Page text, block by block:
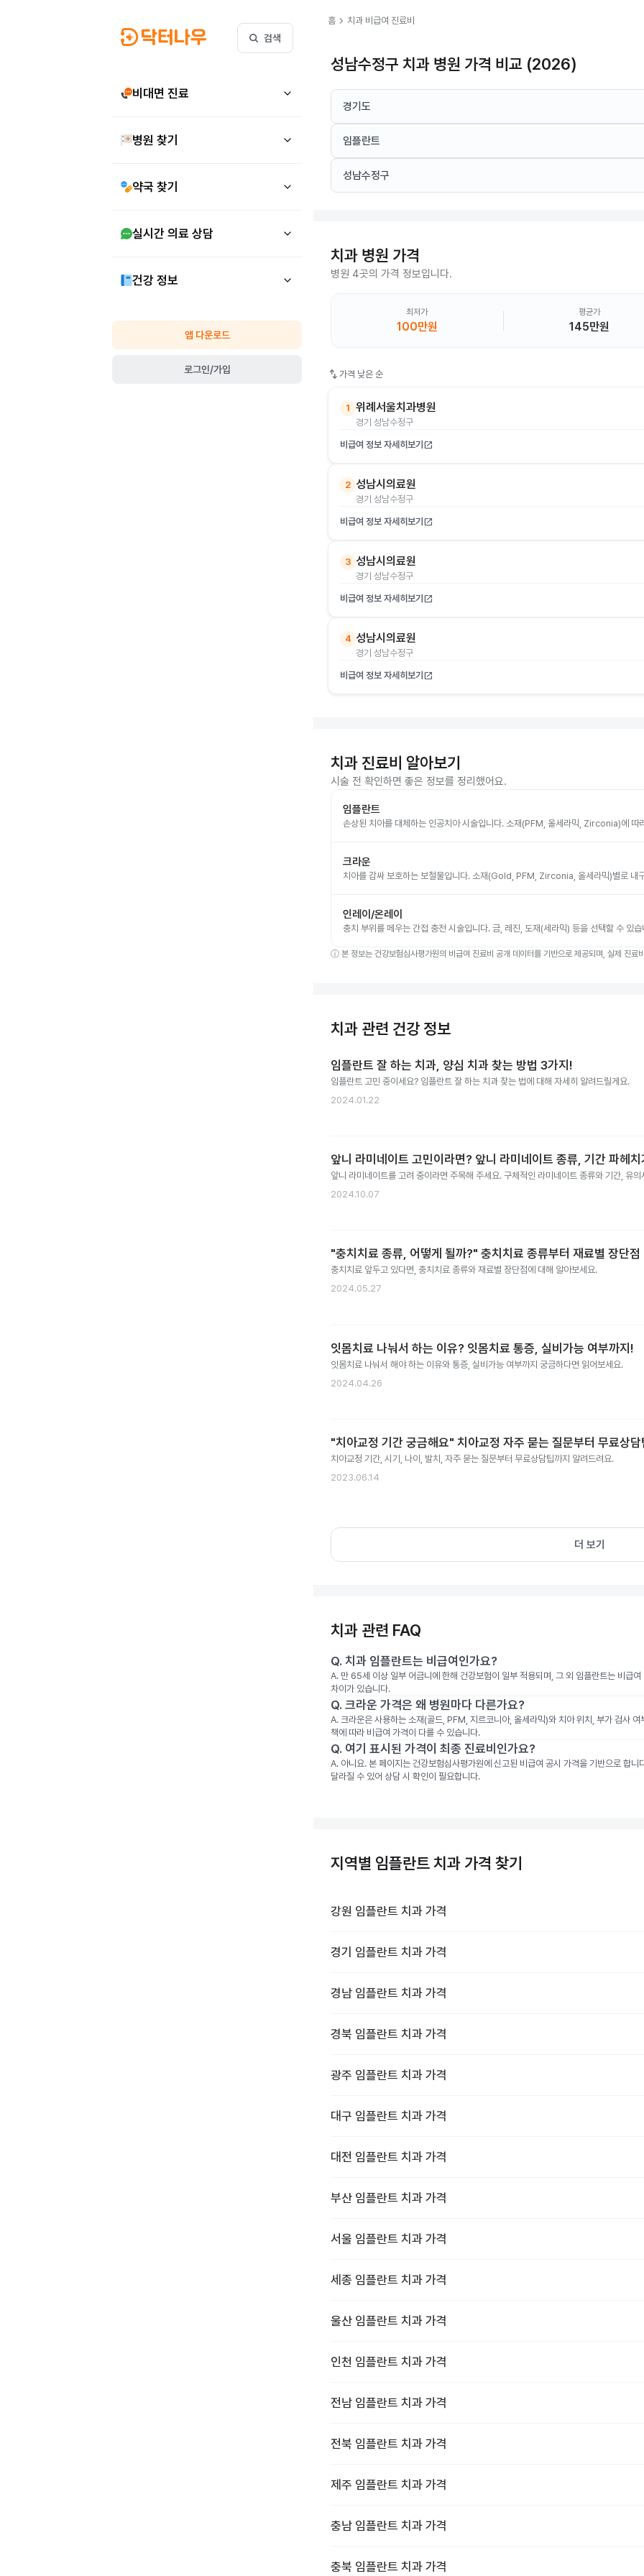
검색
비대면 진료
병원 찾기
약국 찾기
실시간 의료 상담
건강 정보
앱 다운로드
로그인/가입
홈 chevron_right 치과 비급여 진료비
성남수정구 치과 병원 가격 비교 (2026)
경기도
임플란트
성남수정구
치과 병원 가격
병원 4곳의 가격 정보입니다.
최저가
100만원
평균가
145만원
swap_vert 가격 낮은 순
1 위례서울치과병원
경기 성남수정구
비급여 정보 자세히보기 open_in_new
2 성남시의료원
경기 성남수정구
비급여 정보 자세히보기 open_in_new
3 성남시의료원
경기 성남수정구
비급여 정보 자세히보기 open_in_new
4 성남시의료원
경기 성남수정구
비급여 정보 자세히보기 open_in_new
치과 진료비 알아보기
시술 전 확인하면 좋은 정보를 정리했어요.
임플란트
손상된 치아를 대체하는 인공치아 시술입니다. 소재(PFM, 올세라믹, Zirconia)에 따
크라운
치아를 감싸 보호하는 보철물입니다. 소재(Gold, PFM, Zirconia, 올세라믹)별로 내
인레이/온레이
충치 부위를 메우는 간접 충전 시술입니다. 금, 레진, 도재(세라믹) 등을 선택할 수 있습
ⓘ 본 정보는 건강보험심사평가원의 비급여 진료비 공개 데이터를 기반으로 제공되며, 실제 진
치과 관련 건강 정보
임플란트 잘 하는 치과, 양심 치과 찾는 방법 3가지!
임플란트 고민 중이세요? 임플란트 잘 하는 치과 찾는 법에 대해 자세히 알려드릴게요.
2024.01.22
앞니 라미네이트 고민이라면? 앞니 라미네이트 종류, 기간 파헤치
앞니 라미네이트를 고려 중이라면 주목해 주세요. 구체적인 라미네이트 종류와 기간, 유
2024.10.07
"충치치료 종류, 어떻게 될까?" 충치치료 종류부터 재료별 장단점
충치치료 앞두고 있다면, 충치치료 종류와 재료별 장단점에 대해 알아보세요.
2024.05.27
잇몸치료 나눠서 하는 이유? 잇몸치료 통증, 실비가능 여부까지!
잇몸치료 나눠서 해야 하는 이유와 통증, 실비가능 여부까지 궁금하다면 읽어보세요.
2024.04.26
"치아교정 기간 궁금해요" 치아교정 자주 묻는 질문부터 무료상
치아교정 기간, 시기, 나이, 발치, 자주 묻는 질문부터 무료상담팁까지 알려드려요.
2023.06.14
더 보기
치과 관련 FAQ
Q. 치과 임플란트는 비급여인가요?
A. 만 65세 이상 일부 어금니에 한해 건강보험이 일부 적용되며, 그 외 임플란트는 비급
차이가 있습니다.
Q. 크라운 가격은 왜 병원마다 다른가요?
A. 크라운은 사용하는 소재(골드, PFM, 지르코니아, 올세라믹)와 치아 위치, 부가 검사
책에 따라 비급여 가격이 다를 수 있습니다.
Q. 여기 표시된 가격이 최종 진료비인가요?
A. 아니요. 본 페이지는 건강보험심사평가원에 신고된 비급여 공시 가격을 기반으로 합
달라질 수 있어 상담 시 확인이 필요합니다.
지역별 임플란트 치과 가격 찾기
강원 임플란트 치과 가격
경기 임플란트 치과 가격
경남 임플란트 치과 가격
경북 임플란트 치과 가격
광주 임플란트 치과 가격
대구 임플란트 치과 가격
대전 임플란트 치과 가격
부산 임플란트 치과 가격
서울 임플란트 치과 가격
세종 임플란트 치과 가격
울산 임플란트 치과 가격
인천 임플란트 치과 가격
전남 임플란트 치과 가격
전북 임플란트 치과 가격
제주 임플란트 치과 가격
충남 임플란트 치과 가격
충북 임플란트 치과 가격